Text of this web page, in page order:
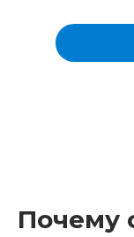
Почему